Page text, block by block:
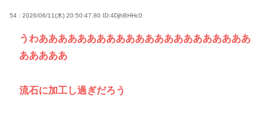
54 : 2026/06/11(木) 20:50:47.80 ID:4DjhBHHc0
うわああああああああああああああああああああああ
あああああ
流石に加工し過ぎだろう